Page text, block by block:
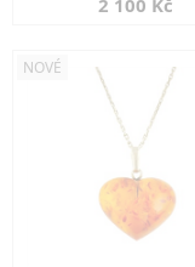
2 100 Kč
NOVÉ